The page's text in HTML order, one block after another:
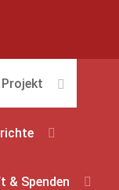
Projekt
& Spenden